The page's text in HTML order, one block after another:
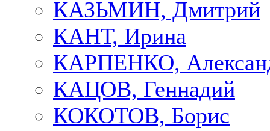
КАЗЬМИН, Дмитрий
КАНТ, Ирина
КАРПЕНКО,
КАЦОВ, Геннадий
КОКОТОВ, Борис